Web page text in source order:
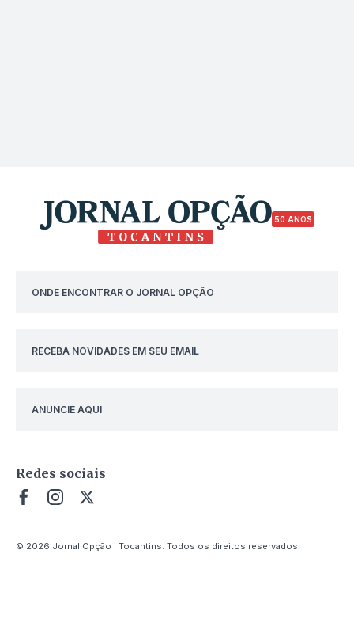
50 ANOS
ONDE ENCONTRAR O JORNAL OPÇÃO
RECEBA NOVIDADES EM SEU EMAIL
ANUNCIE AQUI
Redes sociais
© 2026 Jornal Opção | Tocantins. Todos os direitos reservados.